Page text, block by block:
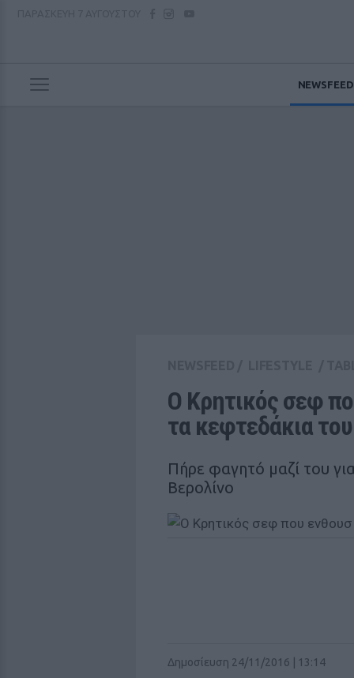
NEWSFEED
Ο Κρητικός σεφ
τα κεφτεδάκια του
Πήρε φαγητό μαζί του
Βερολίνο
Δημοσίευση 24/11/2016 | 13:14